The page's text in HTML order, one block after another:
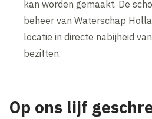
kan worden gemaakt. De
beheer van Waterschap
locatie in directe nabijheid
bezitten.
Op ons lijf